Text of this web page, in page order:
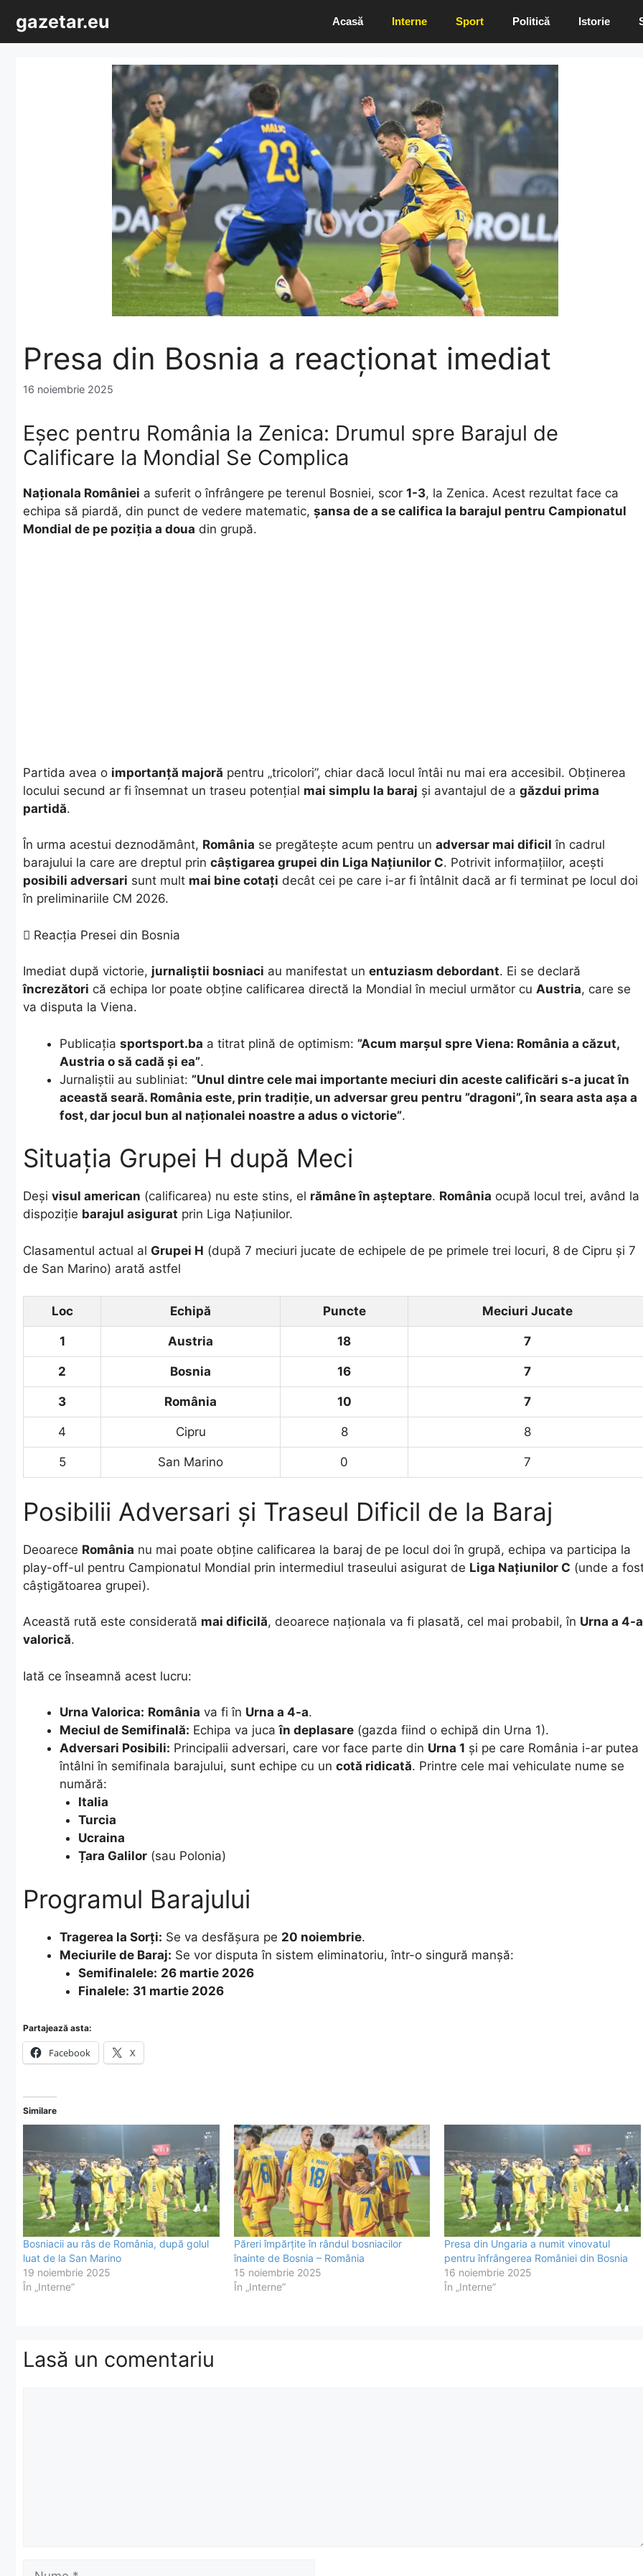
conținut
gazetar.eu Acasă Interne Sport Politică Istorie
Presa din Bosnia a reacționat imediat
16 noiembrie 2025
Eșec pentru România la Zenica: Drumul spre Barajul de
Calificare la Mondial Se Complica
Naționala României a suferit o înfrângere pe terenul Bosniei, scor 1-3, la Zenica. Acest rezultat face ca
echipa să piardă, din punct de vedere matematic, șansa de a se califica la barajul pentru Campionatul
Mondial de pe poziția a doua din grupă.
​Partida avea o importanță majoră pentru „tricolori”, chiar dacă locul întâi nu mai era accesibil. Obținerea
locului secund ar fi însemnat un traseu potențial mai simplu la baraj și avantajul de a găzdui prima
partidă.
​În urma acestui deznodământ, România se pregătește acum pentru un adversar mai dificil în cadrul
barajului la care are dreptul prin câștigarea grupei din Liga Națiunilor C. Potrivit informațiilor, acești
posibili adversari sunt mult mai bine cotați decât cei pe care i-ar fi întâlnit dacă ar fi terminat pe locul doi
în preliminariile CM 2026.
​ Reacția Presei din Bosnia
​Imediat după victorie, jurnaliștii bosniaci au manifestat un entuziasm debordant. Ei se declară
încrezători că echipa lor poate obține calificarea directă la Mondial în meciul următor cu Austria, care se
va disputa la Viena.
​Publicația sportsport.ba a titrat plină de optimism: ”Acum marșul spre Viena: România a căzut,
Austria o să cadă și ea”.
​Jurnaliștii au subliniat: ”Unul dintre cele mai importante meciuri din aceste calificări s-a jucat în
această seară. România este, prin tradiție, un adversar greu pentru ”dragoni”, în seara asta așa a
fost, dar jocul bun al naționalei noastre a adus o victorie”.
Situația Grupei H după Meci
​Deși visul american (calificarea) nu este stins, el rămâne în așteptare. România ocupă locul trei, având la
dispoziție barajul asigurat prin Liga Națiunilor.
​Clasamentul actual al Grupei H (după 7 meciuri jucate de echipele de pe primele trei locuri, 8 de Cipru și 7
de San Marino) arată astfel
Loc Echipă Puncte Meciuri Jucate
1 Austria 18 7
2 Bosnia 16 7
3 România 10 7
4 Cipru 8 8
5 San Marino 0 7
Posibilii Adversari și Traseul Dificil de la Baraj
​Deoarece România nu mai poate obține calificarea la baraj de pe locul doi în grupă, echipa va participa la
play-off-ul pentru Campionatul Mondial prin intermediul traseului asigurat de Liga Națiunilor C (unde a
câștigătoarea grupei).
​Această rută este considerată mai dificilă, deoarece naționala va fi plasată, cel mai probabil, în Urna a 4-a
valorică.
​Iată ce înseamnă acest lucru:
Urna Valorica: România va fi în Urna a 4-a.
Meciul de Semifinală: Echipa va jucaîn deplasare (gazda fiind o echipă din Urna 1).
Adversari Posibili: Principalii adversari, care vor face parte din Urna 1 și pe care România i-ar putea
întâlni în semifinala barajului, sunt echipe cu un cotă ridicată. Printre cele mai vehiculate nume se
numără:
Italia
Turcia
Ucraina
Țara Galilor(sau Polonia)
Programul Barajului
Tragerea la Sorți: Se va desfășura pe 20 noiembrie.
Meciurile de Baraj: Se vor disputa în sistem eliminatoriu, într-o singură manșă:
Semifinalele: 26 martie 2026
Finalele: 31 martie 2026
Partajează asta:
Facebook X
Similare
Bosniacii au râs de România, după golul
luat de la San Marino
19 noiembrie 2025
În „Interne”
Păreri împărțite în rândul bosniacilor
înainte de Bosnia – România
15 noiembrie 2025
În „Interne”
Presa din Ungaria a numit vinovatul
pentru înfrângerea României din Bosnia
16 noiembrie 2025
În „Interne”
Lasă un comentariu
Nume